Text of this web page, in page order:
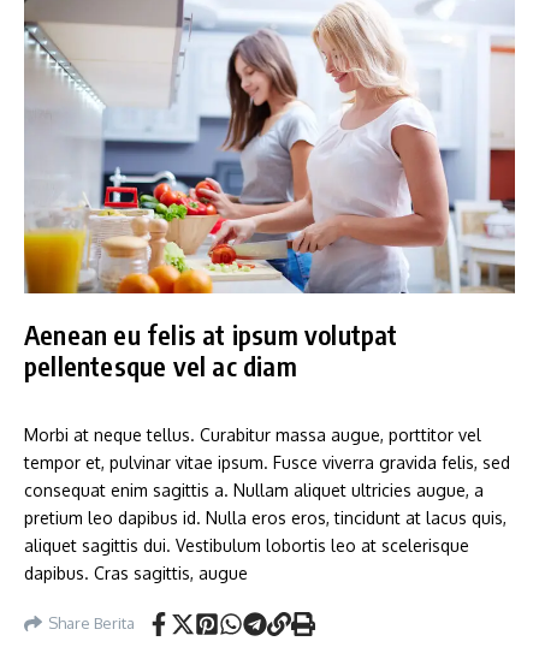
Aenean eu felis at ipsum volutpat
pellentesque vel ac diam
Morbi at neque tellus. Curabitur massa augue, porttitor vel
tempor et, pulvinar vitae ipsum. Fusce viverra gravida felis, sed
consequat enim sagittis a. Nullam aliquet ultricies augue, a
pretium leo dapibus id. Nulla eros eros, tincidunt at lacus quis,
aliquet sagittis dui. Vestibulum lobortis leo at scelerisque
dapibus. Cras sagittis, augue
Share Berita